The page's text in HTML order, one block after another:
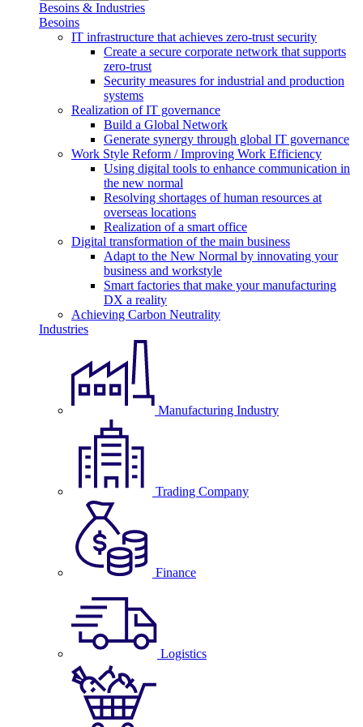
Besoins & Industries
Besoins
IT infrastructure that achieves zero-trust security
Create a secure corporate network that supports
zero-trust
Security measures for industrial and production
systems
Realization of IT governance
Build a Global Network
Generate synergy through global IT governance
Work Style Reform / Improving Work Efficiency
Using digital tools to enhance communication in
the new normal
Resolving shortages of human resources at
overseas locations
Realization of a smart office
Digital transformation of the main business
Adapt to the New Normal by innovating your
business and workstyle
Smart factories that make your manufacturing
DX a reality
Achieving Carbon Neutrality
Industries
Manufacturing Industry
Trading Company
Finance
Logistics